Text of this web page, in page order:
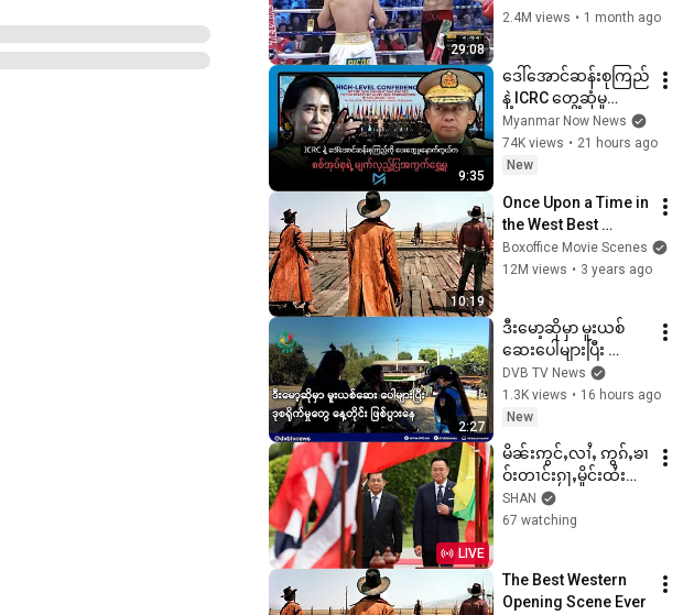
29:08
2.4M views • 1 month ago
9:35
ဒေါ်အောင်ဆန်းစုကြည်
နဲ့ ICRC တွေ့ဆုံမှု
နောက်ကွယ်မှာ စစ်
အုပ်စုရဲ့ ရည်ရွယ်ချက်
က ဘာလဲ
Myanmar Now News
74K views • 21 hours ago
New
10:19
Once Upon a Time in
the West Best
Scenes 🌀 4K
Boxoffice Movie Scenes
12M views • 3 years ago
2:27
ဒီးမော့ဆိုမှာ မူးယစ်
ဆေးပေါများပြီး
ဒုစရိုက်မှုတွေ နေ့တိုင်း
ဖြစ်ပွားနေ- DVB News
DVB TV News
1.3K views • 16 hours ago
New
LIVE
မိၼ်းဢွင်ႇလၢႆႇ ဢွၵ်ႇၶၢ
ဝ်းတၢင်းၵႂႃႇမိူင်းထႆး
ပွၵ်ႈၼႆႉ မီးလွင်ႈလၢၵ်ႇ
လၢႆးၸိူင်ႉႁိုဝ်
SHAN
67 watching
The Best Western
Opening Scene Ever